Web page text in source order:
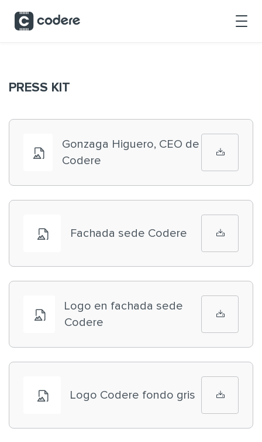
PRESS KIT
Gonzaga Higuero, CEO de
Codere
Fachada sede Codere
Logo en fachada sede
Codere
Logo Codere fondo gris